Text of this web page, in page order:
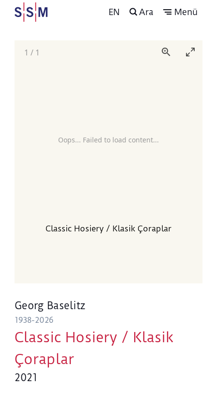
EN Ara Menü
Oops... Failed to load content...
1 / 1
Classic Hosiery / Klasik Çoraplar
Georg Baselitz
1938-2026
Classic Hosiery / Klasik
Çoraplar
2021